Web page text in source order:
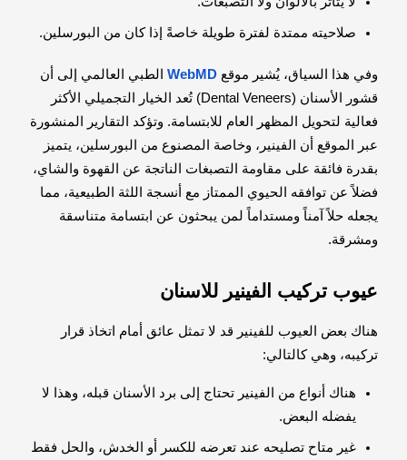
صلاحيته ممتدة لفترة طويلة خاصةً إذا كان من البورسلين.
وفي هذا السياق، يُشير موقع WebMD الطبي العالمي إلى أن
قشور الأسنان (Dental Veneers) تُعد الخيار التجميلي الأكثر
فعالية لتحويل المظهر العام للابتسامة. وتؤكد التقارير المنشورة
عبر الموقع أن الفينير، وخاصة المصنوع من البورسلين، يتميز
بقدرة فائقة على مقاومة التصبغات الناتجة عن القهوة والشاي،
فضلاً عن توافقه الحيوي الممتاز مع أنسجة اللثة الطبيعية، مما
يجعله حلاً آمناً ومستداماً لمن يبحثون عن ابتسامة متناسقة
ومشرقة.
عيوب تركيب الفينير للاسنان
هناك بعض العيوب للفينير قد لا تمثل عائق أمام اتخاذ قرار
تركيبه، وهي كالتالي:
هناك أنواع من الفينير تحتاج إلى برد الأسنان قبله، وهذا لا
يفضله البعض.
غير متاح تصليحه عند تعرضه للكسر أو الخدش، والحل فقط